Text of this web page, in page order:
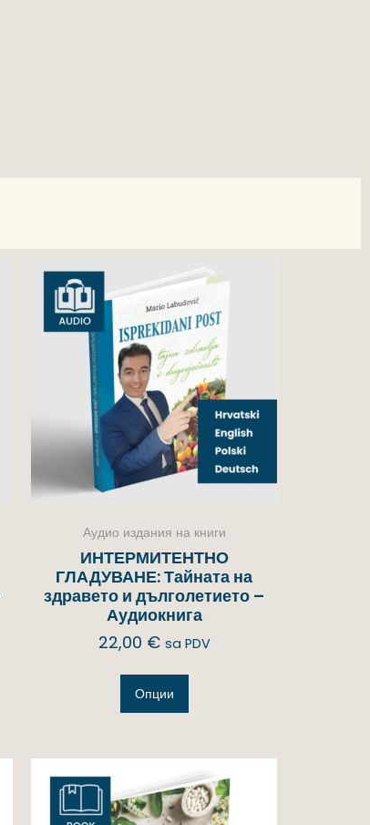
Аудио издания на книги
ИНТЕРМИТЕНТНО
ГЛАДУВАНЕ: Тайната на
здравето и дълголетието –
Аудиокнига
22,00 € sa PDV
Опции